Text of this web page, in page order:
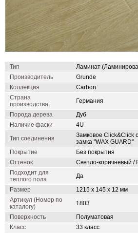
Тип
Ламинат
Производитель
Grunde
Коллекция
Carbon
Страна
производства
Германия
Порода дерева
Дуб
Наличие фаски
4U
Тип соединения
Замковое Click&Click
замка "WAX GUARD"
Покрытие
Без покрытия
Оттенок
Светло-коричневый /
Подходит для
теплого пола
Да
Размер
1215 х 145 х 12 мм
Артикул (Номер по
каталогу)
1803
Поверхность
Полуматовая
Класс
33 класс